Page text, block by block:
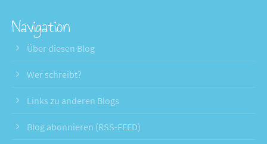
Navigation
Über diesen Blog
Wer schreibt?
Links zu anderen Blogs
Blog abonnieren (RSS-FEED)